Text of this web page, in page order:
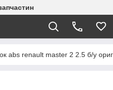
abs renault master 2 2.5 б/у